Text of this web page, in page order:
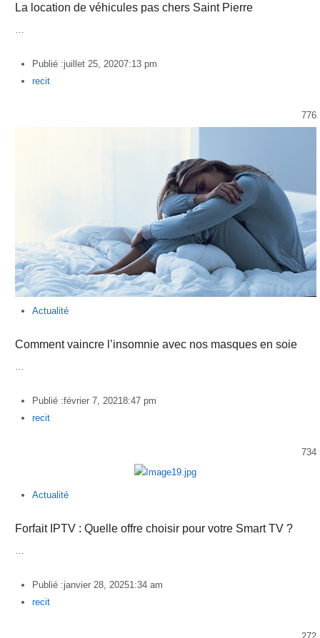
La location de véhicules pas chers Saint Pierre
Publié :juillet 25, 20207:13 pm
Author
recit
776
Actualité
Comment vaincre l’insomnie avec nos masques en soie
Publié :février 7, 20218:47 pm
Author
recit
734
Actualité
Forfait IPTV : Quelle offre choisir pour votre Smart TV ?
Publié :janvier 28, 20251:34 am
Author
recit